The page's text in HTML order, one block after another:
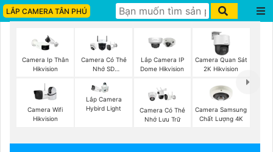
LẮP CAMERA TÂN PHÚ
Camera Ip Thân
Hikvision
Camera Có Thẻ
Nhớ SD
Lắp Camera IP
Dome Hikvision
Camera Quan Sát
2K Hikvision
Camera Wifi
Hikvision
Lắp Camera
Hybird Light
Camera Có Thẻ
Nhớ Lưu Trữ
Camera Samsung
Chất Lượng 4K